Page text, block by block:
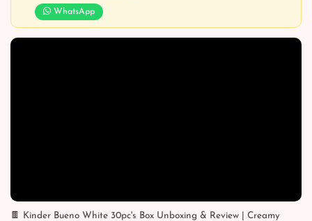
WhatsApp
🍫 Kinder Bueno White 30pc's Box Unboxing & Review | Creamy